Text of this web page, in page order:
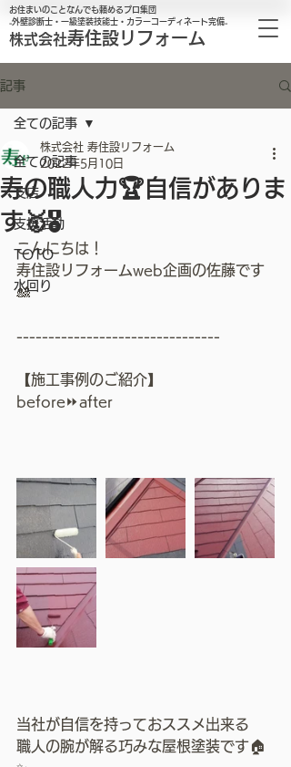
株式会社寿住設リフォーム
お住まいのことなんでも頼めるプロ集団
₋外壁診断士・一級塗装技能士・カラーコーディネート完備₋
記事
全ての記事
支店
支援活動
TOTO
水回り
全ての記事
寿の職人力🏆自信がありま
す🥇🎖
株式会社 寿住設リフォーム
2022年5月10日
こんにちは！
寿住設リフォームweb企画の佐藤です
🎎
--------------------------------
【施工事例のご紹介】
before⏩after
当社が自信を持っておススメ出来る
職人の腕が解る巧みな屋根塗装です🏠